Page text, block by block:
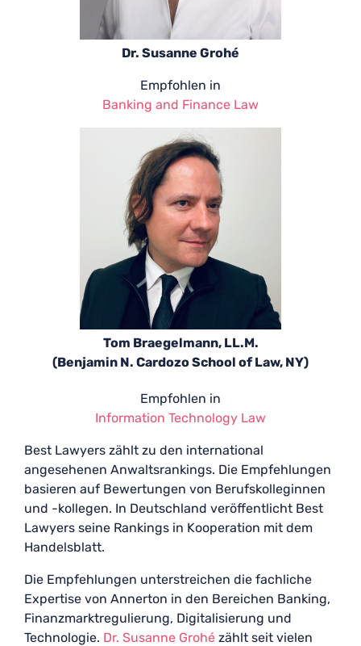
Dr. Susanne Grohé
Empfohlen in
Banking and Finance Law
Tom Braegelmann, LL.M.
(Benjamin N. Cardozo School of Law, NY)
Empfohlen in
Information Technology Law
Best Lawyers zählt zu den international
angesehenen Anwaltsrankings. Die Empfehlungen
basieren auf Bewertungen von Berufskolleginnen
und -kollegen. In Deutschland veröffentlicht Best
Lawyers seine Rankings in Kooperation mit dem
Handelsblatt.
Die Empfehlungen unterstreichen die fachliche
Expertise von Annerton in den Bereichen Banking,
Finanzmarktregulierung, Digitalisierung und
Technologie. Dr. Susanne Grohé zählt seit vielen